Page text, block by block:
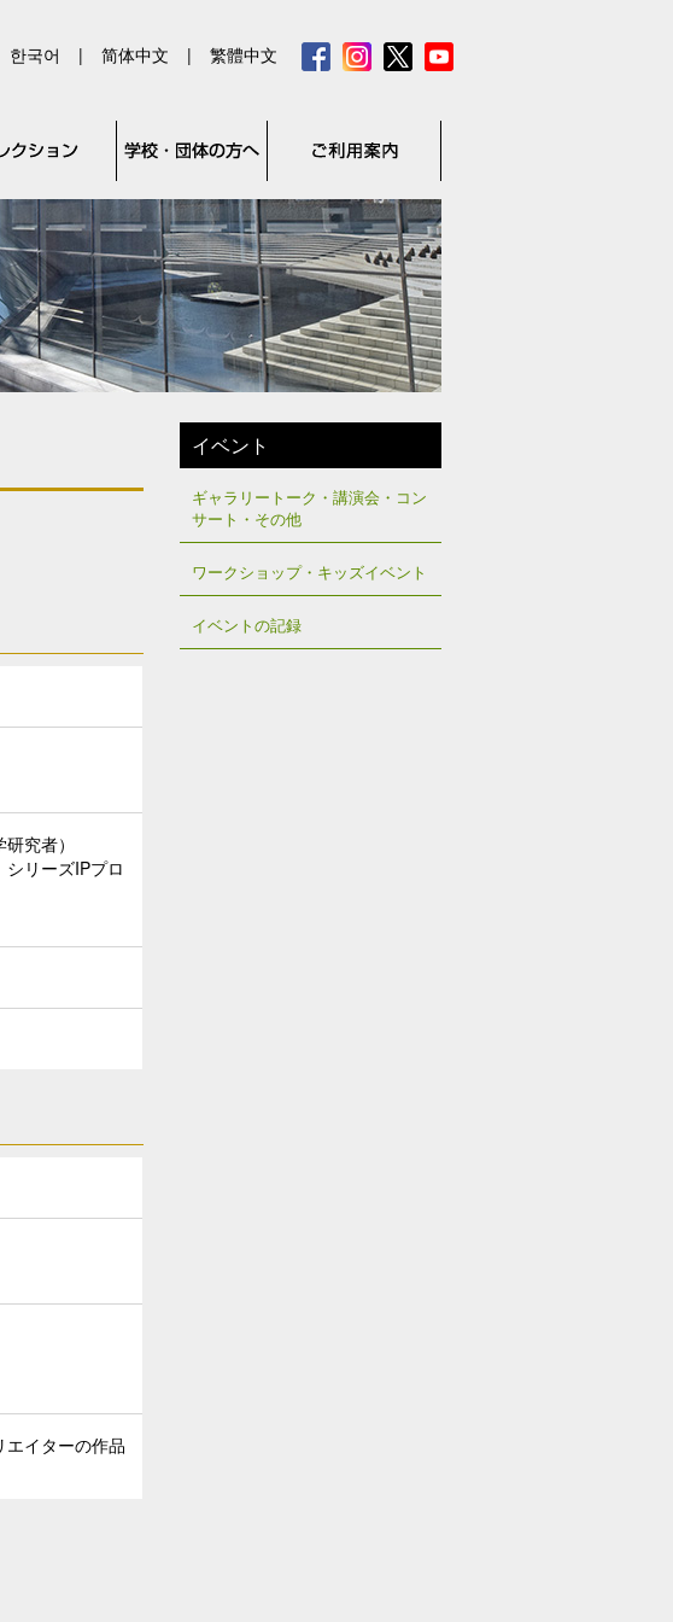
한국어 | 简体中文 | 繁體中文
究者）
リーズIPプロ
イターの作品
イベント
ギャラリートーク・講演会・コン
サート・その他
ワークショップ・キッズイベント
イベントの記録